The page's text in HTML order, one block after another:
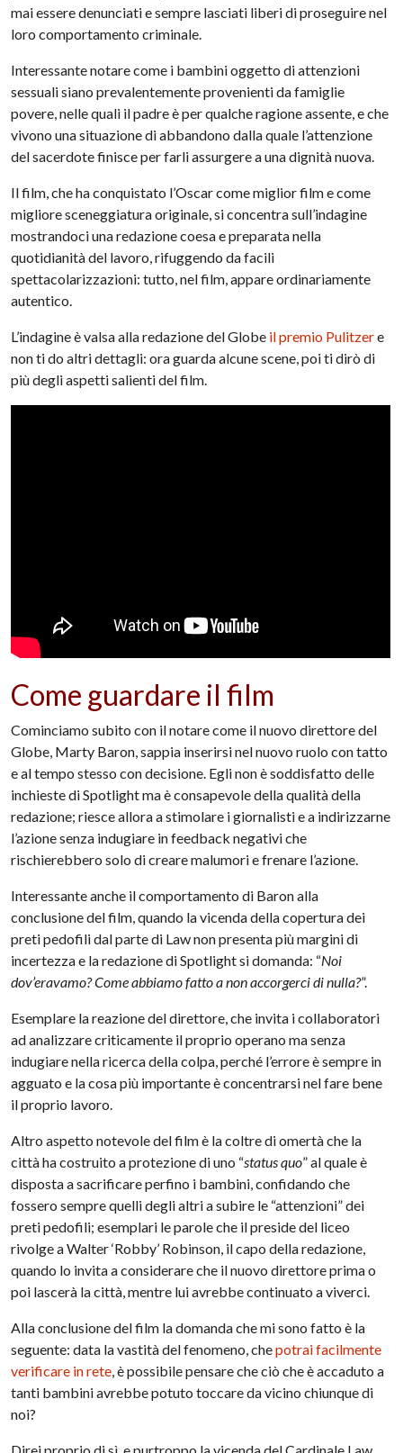
mai essere denunciati e sempre lasciati liberi di proseguire nel
loro comportamento criminale.
Interessante notare come i bambini oggetto di attenzioni
sessuali siano prevalentemente provenienti da famiglie
povere, nelle quali il padre è per qualche ragione assente, e che
vivono una situazione di abbandono dalla quale l’attenzione
del sacerdote finisce per farli assurgere a una dignità nuova.
Il film, che ha conquistato l’Oscar come miglior film e come
migliore sceneggiatura originale, si concentra sull’indagine
mostrandoci una redazione coesa e preparata nella
quotidianità del lavoro, rifuggendo da facili
spettacolarizzazioni: tutto, nel film, appare ordinariamente
autentico.
L’indagine è valsa alla redazione del Globe il premio Pulitzere
non ti do altri dettagli: ora guarda alcune scene, poi ti dirò di
più degli aspetti salienti del film.
Come guardare il film
Cominciamo subito con il notare come il nuovo direttore del
Globe, Marty Baron, sappia inserirsi nel nuovo ruolo con tatto
e al tempo stesso con decisione. Egli non è soddisfatto delle
inchieste di Spotlight ma è consapevole della qualità della
redazione; riesce allora a stimolare i giornalisti e a indirizzarne
l’azione senza indugiare in feedback negativi che
rischierebbero solo di creare malumori e frenare l’azione.
Interessante anche il comportamento di Baron alla
conclusione del film, quando la vicenda della copertura dei
preti pedofili dal parte di Law non presenta più margini di
incertezza e la redazione di Spotlight si domanda: “Noi
dov’eravamo? Come abbiamo fatto a non accorgerci di nulla?”.
Esemplare la reazione del direttore, che invita i collaboratori
ad analizzare criticamente il proprio operano ma senza
indugiare nella ricerca della colpa, perché l’errore è sempre in
agguato e la cosa più importante è concentrarsi nel fare bene
il proprio lavoro.
Altro aspetto notevole del film è la coltre di omertà che la
città ha costruito a protezione di uno “status quo” al quale è
disposta a sacrificare perfino i bambini, confidando che
fossero sempre quelli degli altri a subire le “attenzioni” dei
preti pedofili; esemplari le parole che il preside del liceo
rivolge a Walter ‘Robby’ Robinson, il capo della redazione,
quando lo invita a considerare che il nuovo direttore prima o
poi lascerà la città, mentre lui avrebbe continuato a viverci.
Alla conclusione del film la domanda che mi sono fatto è la
seguente: data la vastità del fenomeno, chepotrai facilmente
verificare in rete, è possibile pensare che ciò che è accaduto a
tanti bambini avrebbe potuto toccare da vicino chiunque di
noi?